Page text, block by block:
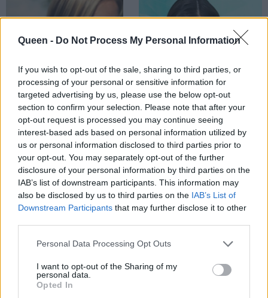
Queen - Do Not Process My Personal Information
If you wish to opt-out of the sale, sharing to third parties, or
processing of your personal or sensitive information for
targeted advertising by us, please use the below opt-out
section to confirm your selection. Please note that after your
opt-out request is processed you may continue seeing
interest-based ads based on personal information utilized by
us or personal information disclosed to third parties prior to
your opt-out. You may separately opt-out of the further
disclosure of your personal information by third parties on the
IAB’s list of downstream participants. This information may
also be disclosed by us to third parties on the IAB’s List of
Downstream Participants that may further disclose it to other
Personal Data Processing Opt Outs
I want to opt-out of the Sharing of my
personal data.
Opted In
Δεν ξέρεις πόση
ποσότητα φαγητού
πρέπει να
καταναλώσεις; Σου
βρήκαμε τη λύση!
Με αυτό το πρωινό
θα αδυνατίσεις! Η
Kourtney Kardashian
μας αποκαλύπτει το
μυστικό της